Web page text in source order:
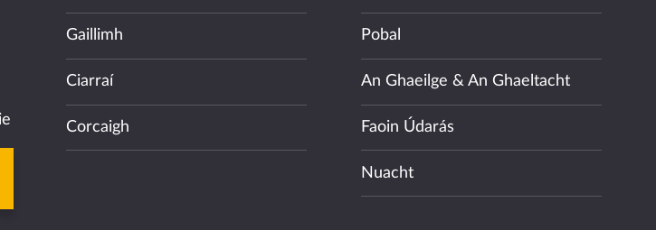
Gaillimh
Ciarraí
Corcaigh
Pobal
An Ghaeilge & An Ghaeltacht
Faoin Údarás
Nuacht